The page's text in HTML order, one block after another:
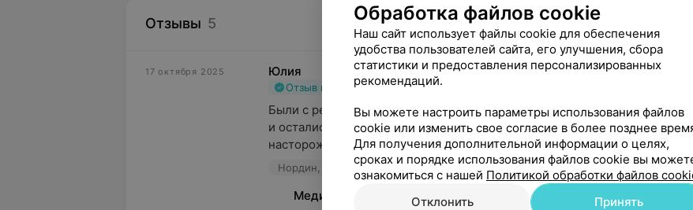
Отзывы 5 4.2 Нордин, ул. Сурганова, 47Б
17 октября 2025 Юлия
Отзыв подтвержден Рекомендую
Были с ребёнком на УЗИ у Дубовик Инны Петровны —
и остались в полном восторге! Наш малыш обычно
настороженно реагирует н...
Нордин, ул. Сурганова, 47Б
Медицинский центр "Нордин"
Обработка файлов cookie
Наш сайт использует файлы cookie для обеспечения
удобства пользователей сайта, его улучшения, сбора
статистики и предоставления персонализированных
рекомендаций.
Вы можете настроить параметры использования файлов
cookie или изменить свое согласие в более позднее
Для получения дополнительной информации о целях,
сроках и порядке использования файлов cookie вы
ознакомиться с нашей Политикой обработки файлов
Отклонить
Принять